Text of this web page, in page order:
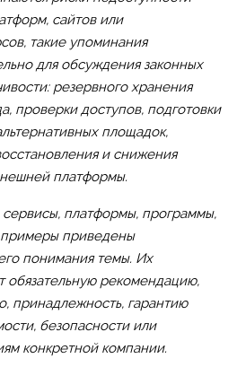
сайтов или
такие упоминания
для обсуждения законных
резервного хранения
проверки доступов, подготовки
площадок,
и снижения
платформы.
платформы, программы,
приведены
понимания темы. Их
обязательную рекомендацию,
принадлежность, гарантию
безопасности или
конкретной компании.